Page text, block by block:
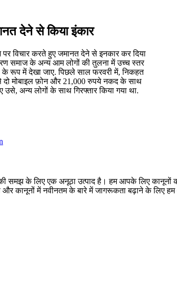
देने से किया इंकार
पर विचार करते हुए जमानत देने से इनकार कर दिया
समाज के अन्य आम लोगों की तुलना में उच्च स्तर
के रूप में देखा जाए. पिछले साल फरवरी में, निकहत
दो मोबाइल फ़ोन और 21,000 रुपये नकद के साथ
अन्य लोगों के साथ गिरफ्तार किया गया था.
की समझ के लिए एक अनूठा उत्पाद है। हम आपके लिए
और कानूनों में नवीनतम के बारे में जागरूकता बढ़ाने के लिए